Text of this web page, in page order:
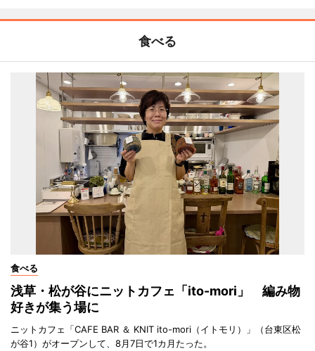
食べる
食べる
浅草・松が谷にニットカフェ「ito-mori」 編み物
好きが集う場に
ニットカフェ「CAFE BAR ＆ KNIT ito-mori（イトモリ）」（台東区松
が谷1）がオープンして、8月7日で1カ月たった。